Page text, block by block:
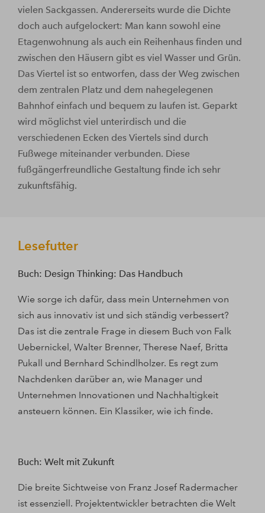
vielen Sackgassen. Andererseits wurde die Dichte
doch auch aufgelockert: Man kann sowohl eine
Etagenwohnung als auch ein Reihenhaus finden und
zwischen den Häusern gibt es viel Wasser und Grün.
Das Viertel ist so entworfen, dass der Weg zwischen
dem zentralen Platz und dem nahegelegenen
Bahnhof einfach und bequem zu laufen ist. Geparkt
wird möglichst viel unterirdisch und die
verschiedenen Ecken des Viertels sind durch
Fußwege miteinander verbunden. Diese
fußgängerfreundliche Gestaltung finde ich sehr
zukunftsfähig.
Lesefutter
Buch: Design Thinking: Das Handbuch
Wie sorge ich dafür, dass mein Unternehmen von
sich aus innovativ ist und sich ständig verbessert?
Das ist die zentrale Frage in diesem Buch von Falk
Uebernickel, Walter Brenner, Therese Naef, Britta
Pukall und Bernhard Schindlholzer. Es regt zum
Nachdenken darüber an, wie Manager und
Unternehmen Innovationen und Nachhaltigkeit
ansteuern können. Ein Klassiker, wie ich finde.
Buch: Welt mit Zukunft
Die breite Sichtweise von Franz Josef Radermacher
ist essenziell. Projektentwickler betrachten die Welt